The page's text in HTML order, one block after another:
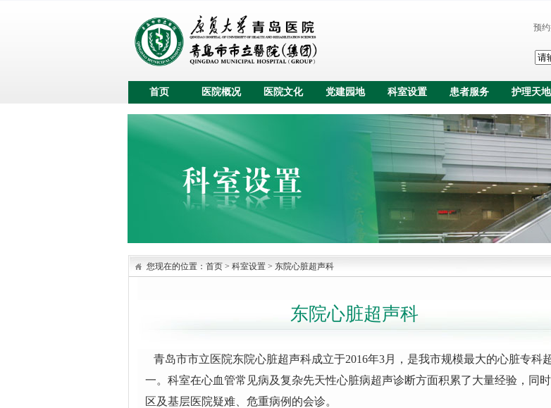
预
首页 医院概况 医院文化 党建园地 科室设置 患者服务 护理天地
您现在的位置： 首页 > 科室设置 > 东院心脏超声科
东院心脏超声科
青岛市市立医院东院心脏超声科成立于2016年3月，是我市规模最大的心脏专科
一。科室在心血管常见病及复杂先天性心脏病超声诊断方面积累了大量经验，同
区及基层医院疑难、危重病例的会诊。